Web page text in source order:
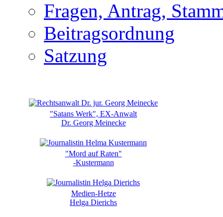
Fragen, Antrag,
Beitragsordnung
Satzung
"Satans Werk", EX-Anwalt
Dr. Georg Meinecke
"Mord auf Raten"
-Kustermann
Medien-Hetze
Helga Dierichs